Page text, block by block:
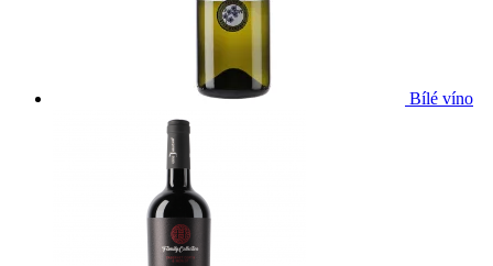
Bílé víno